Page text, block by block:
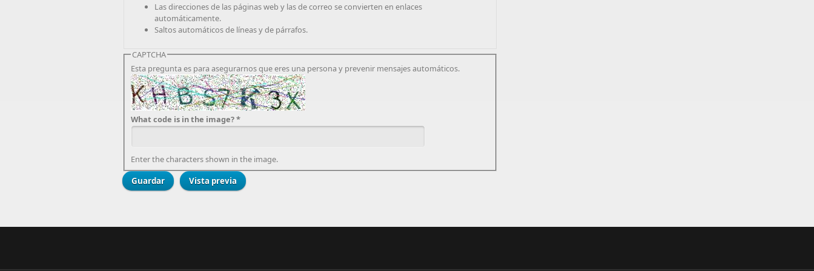
Las direcciones de las páginas web y las de correo se convierten en enlaces
automáticamente.
Saltos automáticos de líneas y de párrafos.
CAPTCHA
Esta pregunta es para asegurarnos que eres una persona y prevenir mensajes automáticos.
What code is in the image?*
Enter the characters shown in the image.